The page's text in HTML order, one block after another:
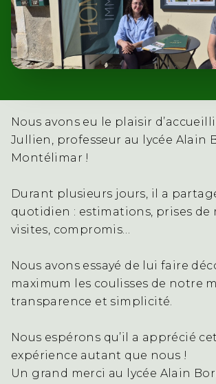
Nous avons eu le plaisir
Jullien, professeur au lycée Alain
Montélimar !
Durant plusieurs jours, il a
quotidien : estimations, prises de
visites, compromis…
Nous avons essayé de lui faire
maximum les coulisses de notre
transparence et simplicité.
Nous espérons qu’il a apprécié
expérience autant que nous !
Un grand merci au lycée Alain